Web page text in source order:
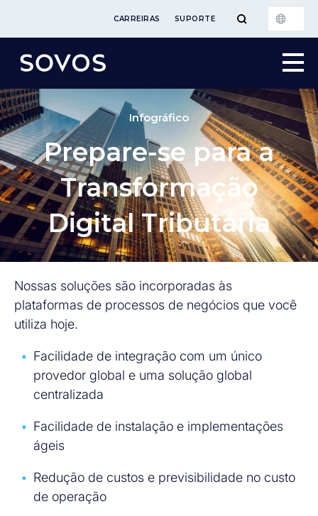
CARREIRAS SUPORTE
Infográfico
Prepare-se para a
Transformação
Digital Tributária
Nossas soluções são incorporadas às
plataformas de processos de negócios que você
utiliza hoje.
Facilidade de integração com um único
provedor global e uma solução global
centralizada
Facilidade de instalação e implementações
ágeis
Redução de custos e previsibilidade no custo
de operação